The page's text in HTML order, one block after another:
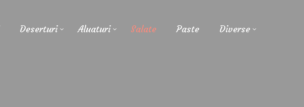
Deserturi Aluaturi Salate Paste Diverse